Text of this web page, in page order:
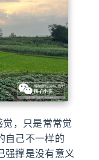
觉，只是常常觉
自己不一样的
强撑是没有意义